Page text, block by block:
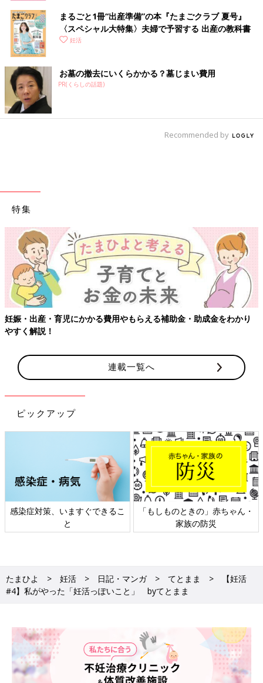
まるごと1冊“出産準備”の本『たまごクラブ 夏号』
〈スペシャル大特集〉夫婦で予習する 出産の教科書
妊活
お墓の撤去にいくらかかる？墓じまい費用
PR(くらしの話題)
Recommended by
特集
妊娠・出産・育児にかかる費用やもらえる補助金・助成金をわかり
やすく解説！
連載一覧へ
ピックアップ
感染症対策、いますぐできるこ
と
「もしものときの」赤ちゃん・
家族の防災
たまひよ 妊活 日記・マンガ てとまま
【妊活
#4】私がやった「妊活っぽいこと」 byてとまま